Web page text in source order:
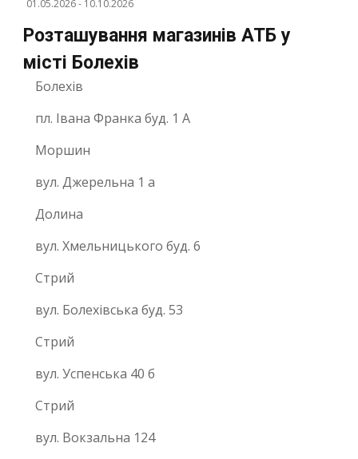
01.05.2026- 10.10.2026
Розташування магазинів АТБ у
місті Болехів
Болехів
пл. Івана Франка буд. 1 А
Моршин
вул. Джерельна 1 а
Долина
вул. Хмельницького буд. 6
Стрий
вул. Болехівська буд. 53
Стрий
вул. Успенська 40 б
Стрий
вул. Вокзальна 124